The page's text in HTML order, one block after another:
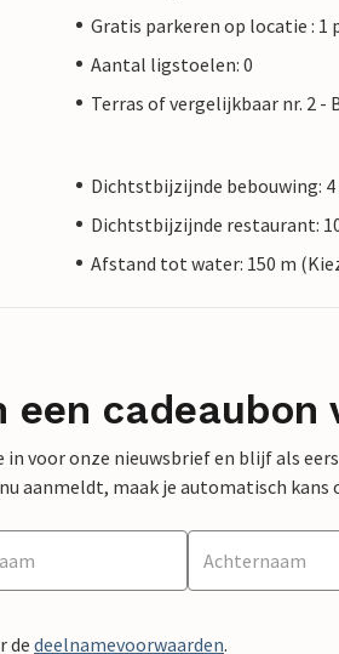
Gratis parkeren op locatie : 1
Aantal ligstoelen: 0
Terras of vergelijkbaar nr. 2 -
Dichtstbijzijnde bebouwing: 4
Dichtstbijzijnde restaurant:
Afstand tot water: 150 m
een
in voor onze nieuwsbrief en blijf als
aanmeldt, maak je automatisch kans
dedeelnamevoorwaarden.